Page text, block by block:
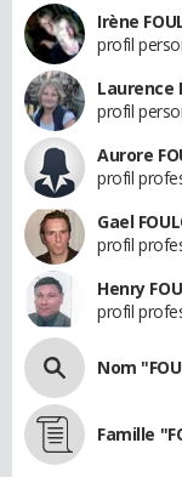
Irène
profil
Laurence
profil
Aurore
profil
Gael
profil
Henry
profil
Nom
Famille